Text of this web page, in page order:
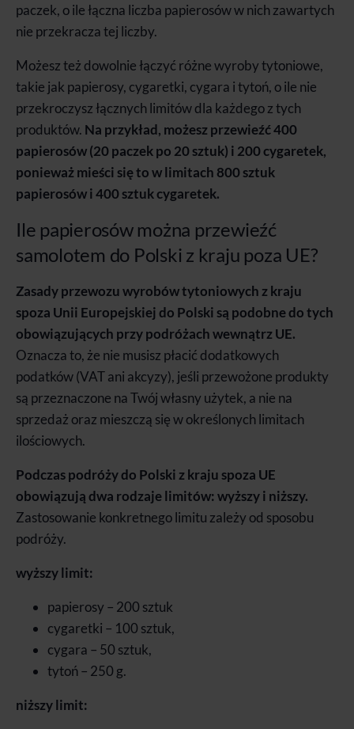
paczek, o ile łączna liczba papierosów w nich zawartych
nie przekracza tej liczby.
Możesz też dowolnie łączyć różne wyroby tytoniowe,
takie jak papierosy, cygaretki, cygara i tytoń, o ile nie
przekroczysz łącznych limitów dla każdego z tych
produktów. Na przykład, możesz przewieźć 400
papierosów (20 paczek po 20 sztuk) i 200 cygaretek,
ponieważ mieści się to w limitach 800 sztuk
papierosów i 400 sztuk cygaretek.
Ile papierosów można przewieźć
samolotem do Polski z kraju poza UE?
Zasady przewozu wyrobów tytoniowych z kraju
spoza Unii Europejskiej do Polski są podobne do tych
obowiązujących przy podróżach wewnątrz UE.
Oznacza to, że nie musisz płacić dodatkowych
podatków (VAT ani akcyzy), jeśli przewożone produkty
są przeznaczone na Twój własny użytek, a nie na
sprzedaż oraz mieszczą się w określonych limitach
ilościowych.
Podczas podróży do Polski z kraju spoza UE
obowiązują dwa rodzaje limitów: wyższy i niższy.
Zastosowanie konkretnego limitu zależy od sposobu
podróży.
wyższy limit:
papierosy – 200 sztuk
cygaretki – 100 sztuk,
cygara – 50 sztuk,
tytoń – 250 g.
niższy limit: